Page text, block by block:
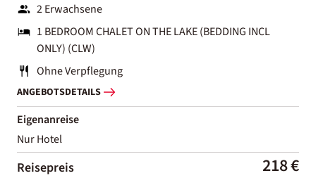
2 Erwachsene
1 BEDROOM CHALET ON THE LAKE (BEDDING INCL
ONLY) (CLW)
Ohne Verpflegung
ANGEBOTSDETAILS
Eigenanreise
Nur Hotel
Reisepreis 218 €